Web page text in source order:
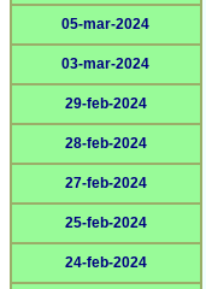
05-mar-2024
03-mar-2024
29-feb-2024
28-feb-2024
27-feb-2024
25-feb-2024
24-feb-2024